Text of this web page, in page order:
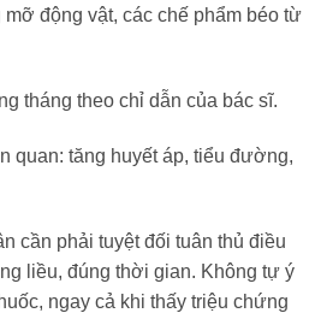
động vật, các chế phẩm béo từ
tháng theo chỉ dẫn của bác sĩ.
quan: tăng huyết áp, tiểu đường,
cần phải tuyệt đối tuân thủ điều
liều, đúng thời gian. Không tự ý
ngay cả khi thấy triệu chứng